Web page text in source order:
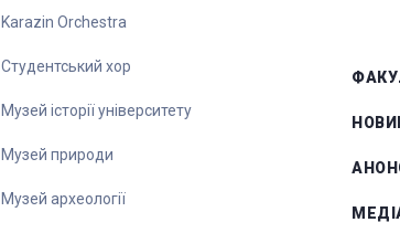
Karazin Orchestra
Студентський хор
Музей історії університету
Музей природи
Музей археології